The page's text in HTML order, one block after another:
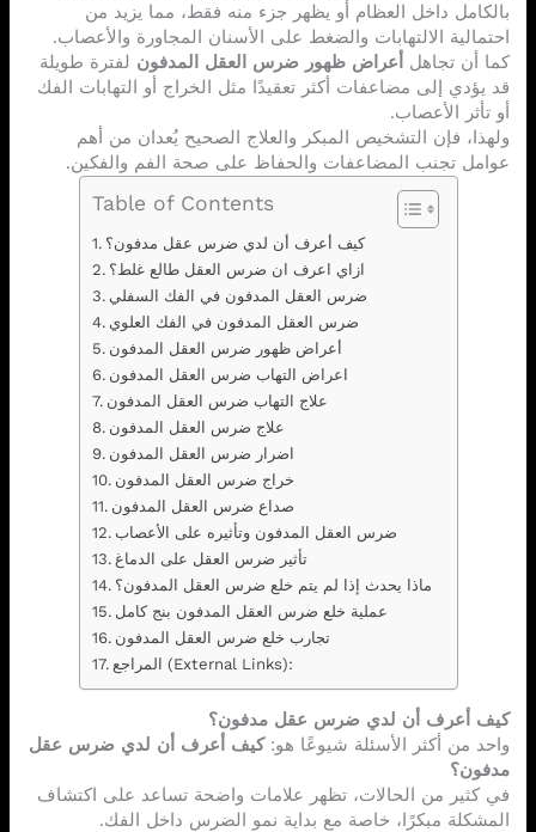
بالكامل داخل العظام أو يظهر جزء منه فقط، مما يزيد من
احتمالية الالتهابات والضغط على الأسنان المجاورة والأعصاب.
كما أن تجاهل
أعراض ظهور ضرس العقل المدفون لفترة طويلة
قد يؤدي إلى مضاعفات أكثر تعقيدًا مثل الخراج أو التهابات الفك
أو تأثر الأعصاب.
ولهذا، فإن التشخيص المبكر والعلاج الصحيح يُعدان من أهم
عوامل تجنب المضاعفات والحفاظ على صحة الفم والفكين.
Table of Contents
كيف أعرف أن لدي ضرس عقل مدفون؟
ازاي اعرف ان ضرس العقل طالع غلط؟
ضرس العقل المدفون في الفك السفلي
ضرس العقل المدفون في الفك العلوي
أعراض ظهور ضرس العقل المدفون
اعراض التهاب ضرس العقل المدفون
علاج التهاب ضرس العقل المدفون
علاج ضرس العقل المدفون
اضرار ضرس العقل المدفون
خراج ضرس العقل المدفون
صداع ضرس العقل المدفون
ضرس العقل المدفون وتأثيره على الأعصاب
تأثير ضرس العقل على الدماغ
ماذا يحدث إذا لم يتم خلع ضرس العقل المدفون؟
عملية خلع ضرس العقل المدفون بنج كامل
تجارب خلع ضرس العقل المدفون
المراجع (External Links):
كيف أعرف أن لدي ضرس عقل مدفون؟
واحد من أكثر الأسئلة شيوعًا هو:كيف أعرف أن لدي ضرس عقل
مدفون؟
في كثير من الحالات، تظهر علامات واضحة تساعد على اكتشاف
المشكلة مبكرًا، خاصة مع بداية نمو الضرس داخل الفك.